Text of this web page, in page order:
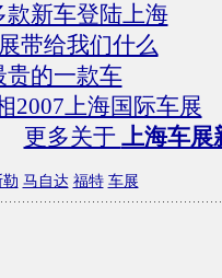
新车登陆上海
带给我们什么
的一款车
2007上海国际车展
更多关于 上海车展
马自达 福特 车展